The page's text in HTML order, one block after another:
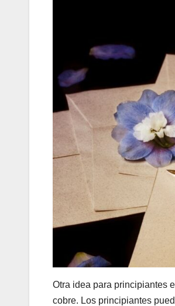
Otra idea para principiantes
cobre. Los principiantes